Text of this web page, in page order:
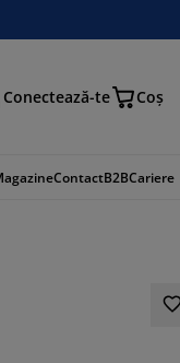
Conectează-te Coş
ContactB2BCariere